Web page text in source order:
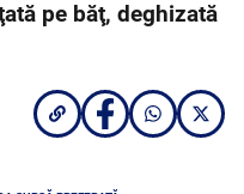
pe băţ, deghizată